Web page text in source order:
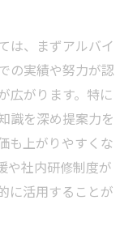
は、まずアルバイ
の実績や努力が認
広がります。特に
識を深め提案力を
も上がりやすくな
や社内研修制度が
に活用することが